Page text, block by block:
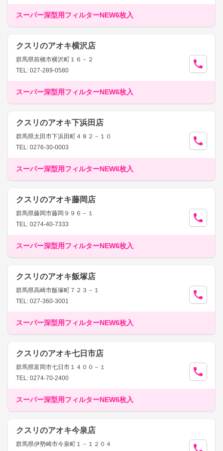
スーパー深型用フィルターNEW6枚入
クスリのアオキ横沢店
群馬県前橋市横沢町１６－２
TEL: 027-289-0580
スーパー深型用フィルターNEW6枚入
クスリのアオキ下浜田店
群馬県太田市下浜田町４８２－１０
TEL: 0276-30-0003
スーパー深型用フィルターNEW6枚入
クスリのアオキ藤岡店
群馬県藤岡市藤岡９９６－１
TEL: 0274-40-7333
スーパー深型用フィルターNEW6枚入
クスリのアオキ飯塚店
群馬県高崎市飯塚町７２３－１
TEL: 027-360-3001
スーパー深型用フィルターNEW6枚入
クスリのアオキ七日市店
群馬県富岡市七日市１４００－１
TEL: 0274-70-2400
スーパー深型用フィルターNEW6枚入
クスリのアオキ今泉店
群馬県伊勢崎市今泉町１－１２０４